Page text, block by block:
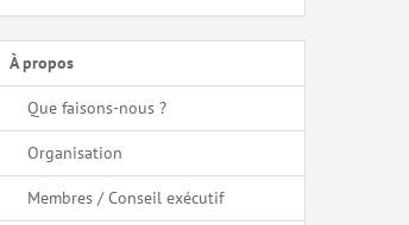
À propos
Que faisons-nous ?
Organisation
Membres / Conseil exécutif